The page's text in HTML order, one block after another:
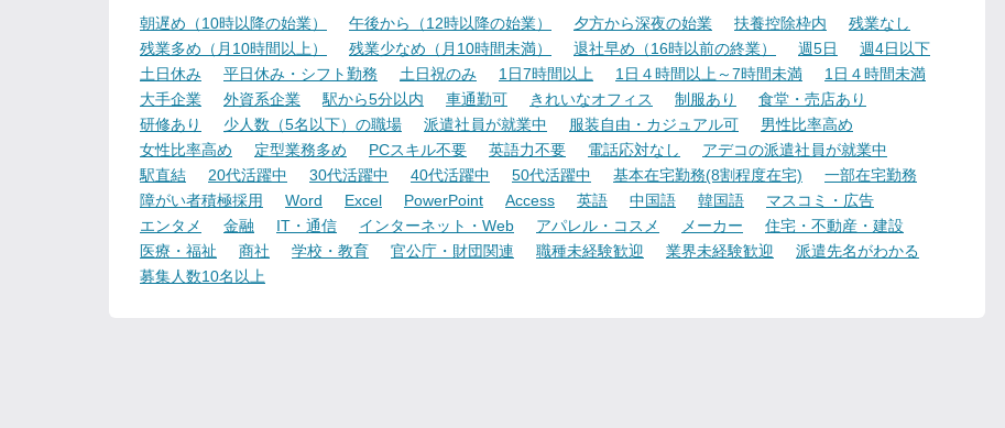
朝遅め（10時以降の始業） 午後から（12時以降の始業） 夕方から深夜の始業 扶養控除枠内
残業なし
残業多め（月10時間以上）
残業少なめ（月10時間未満） 退社早め（16時以前の終業） 週5日
週4日以下
土日休み
平日休み・シフト勤務 土日祝のみ 1日7時間以上 1日４時間以上～7時間未満
1日４時間未満
大手企業
外資系企業 駅から5分以内 車通勤可 きれいなオフィス 制服あり
食堂・売店あり
研修あり
少人数（5名以下）の職場 派遣社員が就業中 服装自由・カジュアル可
男性比率高め
女性比率高め
定型業務多め PCスキル不要 英語力不要 電話応対なし
アデコの派遣社員が就業中
駅直結
20代活躍中 30代活躍中 40代活躍中 50代活躍中 基本在宅勤務(8割程度在宅)
一部在宅勤務
障がい者積極採用
Word Excel PowerPoint Access 英語 中国語 韓国語
マスコミ・広告
エンタメ
金融 IT・通信 インターネット・Web アパレル・コスメ メーカー
住宅・不動産・建設
医療・福祉
商社 学校・教育 官公庁・財団関連 職種未経験歓迎 業界未経験歓迎
派遣先名がわかる
募集人数10名以上